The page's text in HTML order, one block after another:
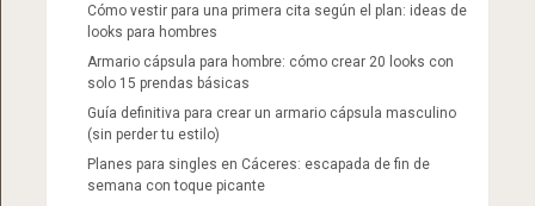
Cómo vestir para una primera cita según el plan: ideas de
looks para hombres
Armario cápsula para hombre: cómo crear 20 looks con
solo 15 prendas básicas
Guía definitiva para crear un armario cápsula masculino
(sin perder tu estilo)
Planes para singles en Cáceres: escapada de fin de
semana con toque picante